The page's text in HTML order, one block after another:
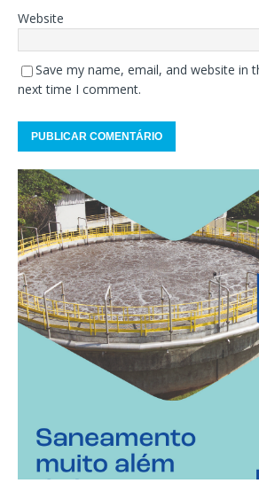
Website
Save my name, email, and website in
next time I comment.